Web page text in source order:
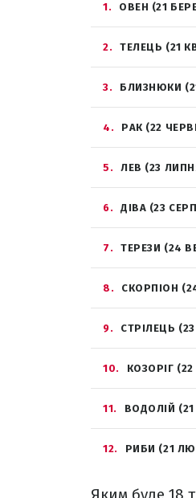
1 ОВЕН (21
2 ТЕЛЕЦЬ (21
3 БЛИЗНЮКИ
4 РАК (22
5 ЛЕВ (23
6 ДІВА (23
7 ТЕРЕЗИ (24
8 СКОРПІОН
9 СТРІЛЕЦЬ
10 КОЗОРІГ
11 ВОДОЛІЙ
12 РИБИ (21